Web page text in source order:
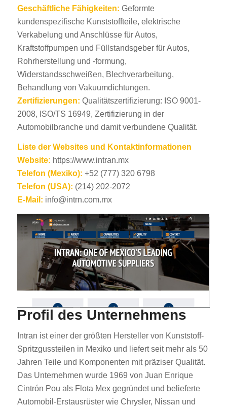
Geschäftliche Fähigkeiten: Geformte
kundenspezifische Kunststoffteile, elektrische
Verkabelung und Anschlüsse für Autos,
Kraftstoffpumpen und Füllstandsgeber für Autos,
Rohrherstellung und -formung,
Widerstandsschweißen, Blechverarbeitung,
Behandlung von Vakuumdichtungen.
Zertifizierungen: Qualitätszertifizierung: ISO 9001-
2008, ISO/TS 16949, Zertifizierung in der
Automobilbranche und damit verbundene Qualität.
Liste der Websites und Kontaktinformationen
Website: https://www.intran.mx
Telefon (Mexiko): +52 (777) 320 6798
Telefon (USA): (214) 202-2072
E-Mail: info@intrn.com.mx
Profil des Unternehmens
Intran ist einer der größten Hersteller von Kunststoff-
Spritzgussteilen in Mexiko und liefert seit mehr als 50
Jahren Teile und Komponenten mit präziser Qualität.
Das Unternehmen wurde 1969 von Juan Enrique
Cintrón Pou als Flota Mex gegründet und belieferte
Automobil-Erstausrüster wie Chrysler, Nissan und